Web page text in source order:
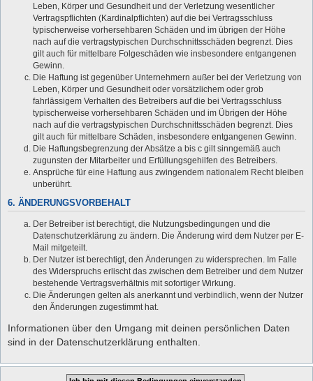
Leben, Körper und Gesundheit und der Verletzung wesentlicher
Vertragspflichten (Kardinalpflichten) auf die bei Vertragsschluss
typischerweise vorhersehbaren Schäden und im übrigen der Höhe
nach auf die vertragstypischen Durchschnittsschäden begrenzt. Dies
gilt auch für mittelbare Folgeschäden wie insbesondere entgangenen
Gewinn.
Die Haftung ist gegenüber Unternehmern außer bei der Verletzung von
Leben, Körper und Gesundheit oder vorsätzlichem oder grob
fahrlässigem Verhalten des Betreibers auf die bei Vertragsschluss
typischerweise vorhersehbaren Schäden und im Übrigen der Höhe
nach auf die vertragstypischen Durchschnittsschäden begrenzt. Dies
gilt auch für mittelbare Schäden, insbesondere entgangenen Gewinn.
Die Haftungsbegrenzung der Absätze a bis c gilt sinngemäß auch
zugunsten der Mitarbeiter und Erfüllungsgehilfen des Betreibers.
Ansprüche für eine Haftung aus zwingendem nationalem Recht bleiben
unberührt.
6. ÄNDERUNGSVORBEHALT
Der Betreiber ist berechtigt, die Nutzungsbedingungen und die
Datenschutzerklärung zu ändern. Die Änderung wird dem Nutzer per E-
Mail mitgeteilt.
Der Nutzer ist berechtigt, den Änderungen zu widersprechen. Im Falle
des Widerspruchs erlischt das zwischen dem Betreiber und dem Nutzer
bestehende Vertragsverhältnis mit sofortiger Wirkung.
Die Änderungen gelten als anerkannt und verbindlich, wenn der Nutzer
den Änderungen zugestimmt hat.
Informationen über den Umgang mit deinen persönlichen Daten
sind in der Datenschutzerklärung enthalten.